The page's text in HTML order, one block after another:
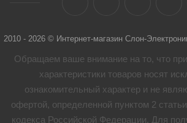
2010 - 2026 © Интернет-магазин Слон-
Обращаем ваше внимание на то, что
характеристики товaров носят
ознакомительный характер и не
офертой, определенной пунктом 2
кодекса Российской Федерации. Для